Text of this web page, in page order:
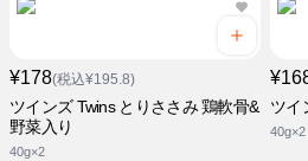
¥178(税込¥195.8)
ツインズ Twins とりささみ 鶏軟骨&
野菜入り
40g×2
ツイ
40g×2